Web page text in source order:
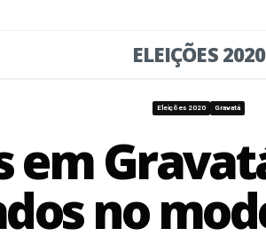
ELEIÇÕES 2020
Eleições 2020 Gravatá
em
no